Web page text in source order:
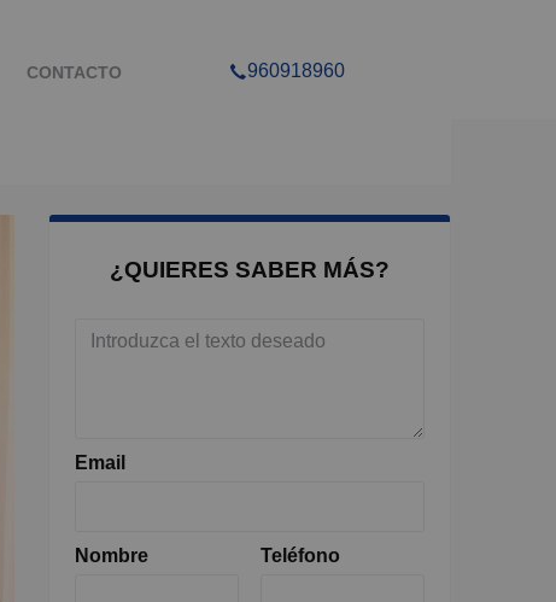
CONTACTO 960918960
¿QUIERES SABER MÁS?
Email
Nombre Teléfono